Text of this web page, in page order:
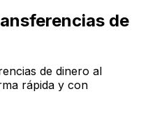
de
de dinero al
rápida y con